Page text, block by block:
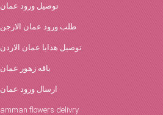
توصيل ورود عمان
طلب ورود عمان الارجن
توصيل هدايا عمان الاردن
باقه زهور عمان
ارسال ورود عمان
amman flowers delivry